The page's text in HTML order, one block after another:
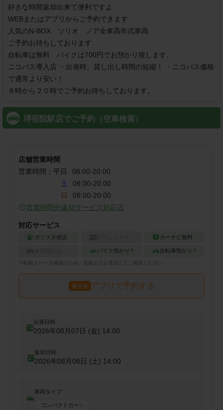
好きな時間返却出来て便利ですよ
WEBまたはアプリからご予約できます
人気のN-BOX　ソリオ　ノア全車高年式車両
ご予約お待ちしております
自転車は無料　バイクは700円でお預かり致します。
ニコパス導入店 ・出発時、貸し出し時間の短縮！ ・ニコパス価格
で通常より安い！
８時から２０時でご予約お待ちしております。
堺宿院駅店でご予約（空車検索）
店舗営業時間
営業時間： 平日 08:00-20:00
土
08:00-20:00
日
08:00-20:00
営業時間外返却サービス対応店
対応サービス
ガソスタ併設 カーナビ無料
バイク預かり ※ 自転車預かり ※
※ スペース確認のため、店舗までお電話にてご相談ください。
最安値 アプリで予約する
出発日時
2026年08月07日 (金) 14:00
返却日時
2026年08月08日 (土) 14:00
車両タイプ
コンパクトカー